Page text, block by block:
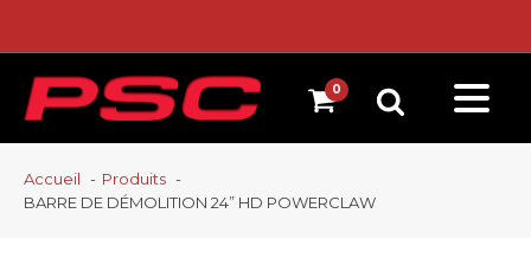
Accueil
Produits
BARRE DE DÉMOLITION 24” HD POWERCLAW